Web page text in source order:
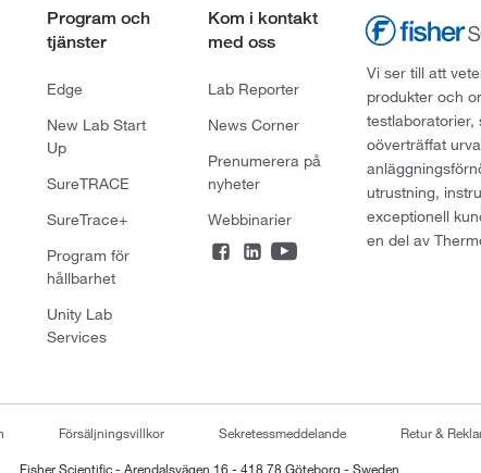
Program och
tjänster
Edge
New Lab Start
Up
SureTRACE
SureTrace+
Program för
hållbarhet
Unity Lab
Services
Kom i kontakt
med oss
Lab Reporter
News Corner
Prenumerera på
nyheter
Webbinarier
Vi ser till att
produkter och
testlaboratorier,
oöverträffat
utrustning,
exceptionell
en del av
Försäljningsvillkor Sekretessmeddelande Retur &
Fisher Scientific - Arendalsvägen 16 - 418 78 Göteborg - Sweden